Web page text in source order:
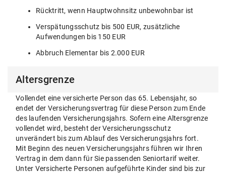
Rücktritt, wenn Hauptwohnsitz unbewohnbar ist
Verspätungsschutz bis 500 EUR, zusätzliche
Aufwendungen bis 150 EUR
Abbruch Elementar bis 2.000 EUR
Altersgrenze
Vollendet eine versicherte Person das 65. Lebensjahr, so
endet der Versicherungsvertrag für diese Person zum Ende
des laufenden Versicherungsjahrs. Sofern eine Altersgrenze
vollendet wird, besteht der Versicherungsschutz
unverändert bis zum Ablauf des Versicherungsjahrs fort.
Mit Beginn des neuen Versicherungsjahrs führen wir Ihren
Vertrag in dem dann für Sie passenden Seniortarif weiter.
Unter Versicherte Personen aufgeführte Kinder sind bis zur